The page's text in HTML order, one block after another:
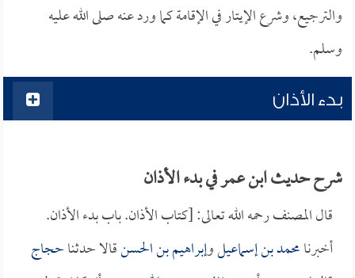
والترجيع، وشرع الإيتار في الإقامة كما ورد عنه صلى الله عليه
وسلم.
بدء الأذان
شرح حديث ابن عمر في بدء الأذان
قال المصنف رحمه الله تعالى: [كتاب الأذان. باب بدء الأذان.
أخبرنامحمد بن إسماعيلوإبراهيم بن الحسنقالا حدثناحجاج